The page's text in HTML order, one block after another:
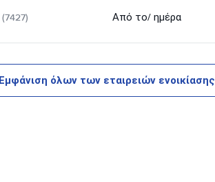
(7427) Από το/ ημέρα
Εμφάνιση όλων των εταιρειών ενοικίασης